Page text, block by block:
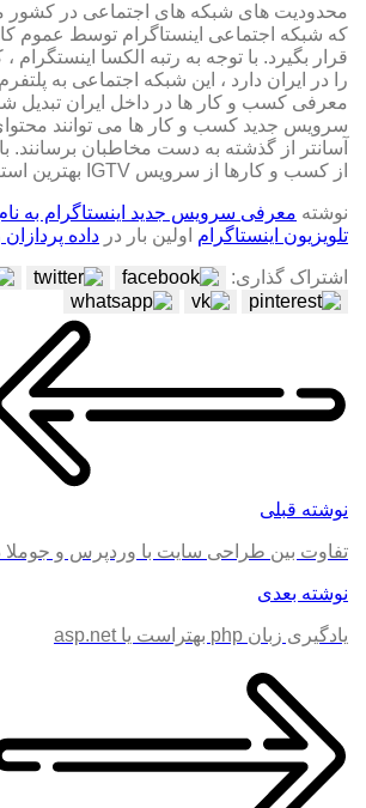
محدودیت های شبکه های اجتماعی در
که شبکه اجتماعی اینستاگرام توسط عموم
را در ایران دارد ، این شبکه اجتماعی به
معرفی کسب و کار ها در داخل ایران تبدیل
سرویس جدید کسب و کار ها می توانند محتوای
آسانتر از گذشته به دست مخاطبان برسانند.
از کسب و کارها از سرویس IGTV بهترین استفاده را خواهند برد.
نوشته
تلویزیون اینستاگرام اولین بار در داده
اشتراک گذاری:
نوشته قبلی
تفاوت بین طراحی سایت با وردپرس و
نوشته بعدی
یادگیری زبان php بهتراست یا asp.net